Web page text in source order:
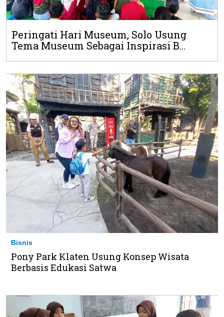
Peringati Hari Museum, Solo Usung
Tema Museum Sebagai Inspirasi B...
Bisnis
Pony Park Klaten Usung Konsep Wisata
Berbasis Edukasi Satwa